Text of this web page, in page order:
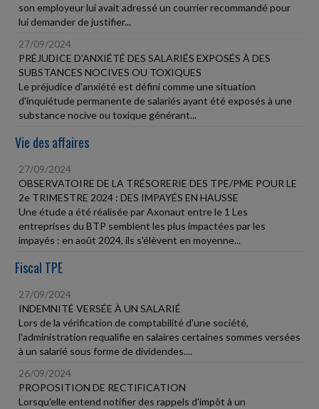
son employeur lui avait adressé un courrier recommandé pour
lui demander de justifier...
27/09/2024
PRÉJUDICE D'ANXIÉTÉ DES SALARIÉS EXPOSÉS À DES
SUBSTANCES NOCIVES OU TOXIQUES
Le préjudice d'anxiété est défini comme une situation
d'inquiétude permanente de salariés ayant été exposés à une
substance nocive ou toxique générant...
Vie des affaires
27/09/2024
OBSERVATOIRE DE LA TRÉSORERIE DES TPE/PME POUR LE
2e TRIMESTRE 2024 : DES IMPAYÉS EN HAUSSE
Une étude a été réalisée par Axonaut entre le 1 Les
entreprises du BTP semblent les plus impactées par les
impayés : en août 2024, ils s'élèvent en moyenne...
Fiscal TPE
27/09/2024
INDEMNITÉ VERSÉE À UN SALARIÉ
Lors de la vérification de comptabilité d'une société,
l'administration requalifie en salaires certaines sommes versées
à un salarié sous forme de dividendes....
26/09/2024
PROPOSITION DE RECTIFICATION
Lorsqu'elle entend notifier des rappels d'impôt à un